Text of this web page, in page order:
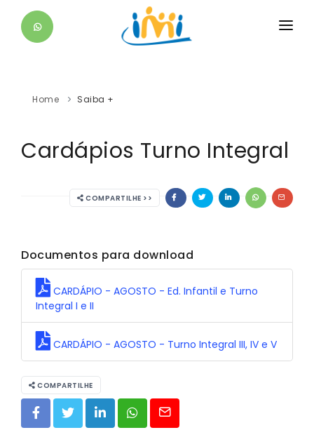
DIFERENCIAIS
Home Saiba +
Cardápios Turno Integral
COMPARTILHE >>
Documentos para download
CARDÁPIO - AGOSTO - Ed. Infantil e Turno
Integral I e II
CARDÁPIO - AGOSTO - Turno Integral III, IV e V
COMPARTILHE